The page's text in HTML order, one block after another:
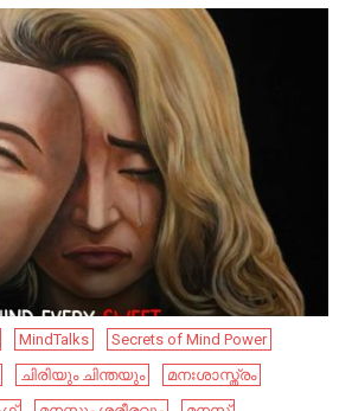
MindTalks
Secrets of Mind Power
ചിരിയും ചിന്തയും
മനഃശാസ്ത്രം